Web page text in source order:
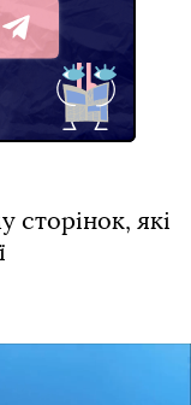
сторінок, які